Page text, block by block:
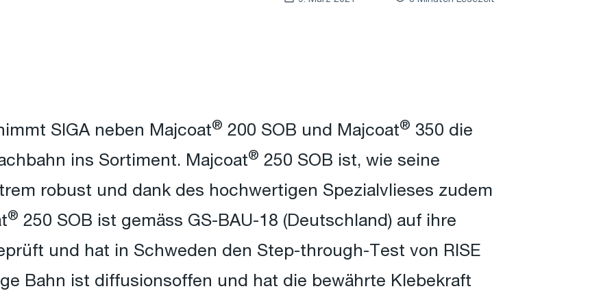
SIGA neben Majcoat® 200 SOB und Majcoat® 350 die
ins Sortiment. Majcoat® 250 SOB ist, wie seine
robust und dank des hochwertigen Spezialvlieses zudem
® 250 SOB ist gemäss GS-BAU-18 (Deutschland) auf ihre
und hat in Schweden den Step-through-Test von RISE
Bahn ist diffusionsoffen und hat die bewährte Klebekraft